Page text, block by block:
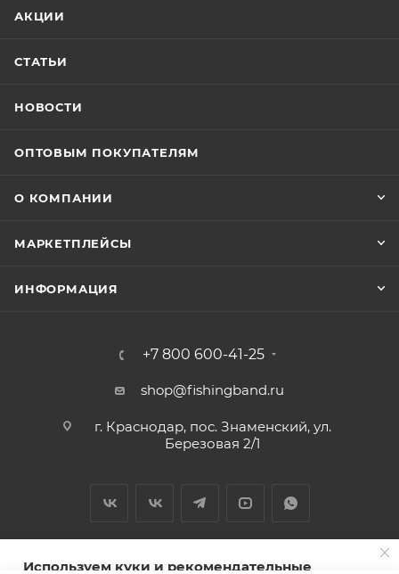
АКЦИИ
СТАТЬИ
НОВОСТИ
ОПТОВЫМ ПОКУПАТЕЛЯМ
О КОМПАНИИ
МАРКЕТПЛЕЙСЫ
ИНФОРМАЦИЯ
+7 800 600-41-25
shop@fishingband.ru
г. Краснодар, пос. Знаменский, ул.
Березовая 2/1
Используем куки и рекомендательные